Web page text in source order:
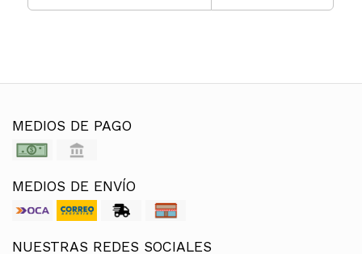
MEDIOS DE PAGO
MEDIOS DE ENVÍO
NUESTRAS REDES SOCIALES